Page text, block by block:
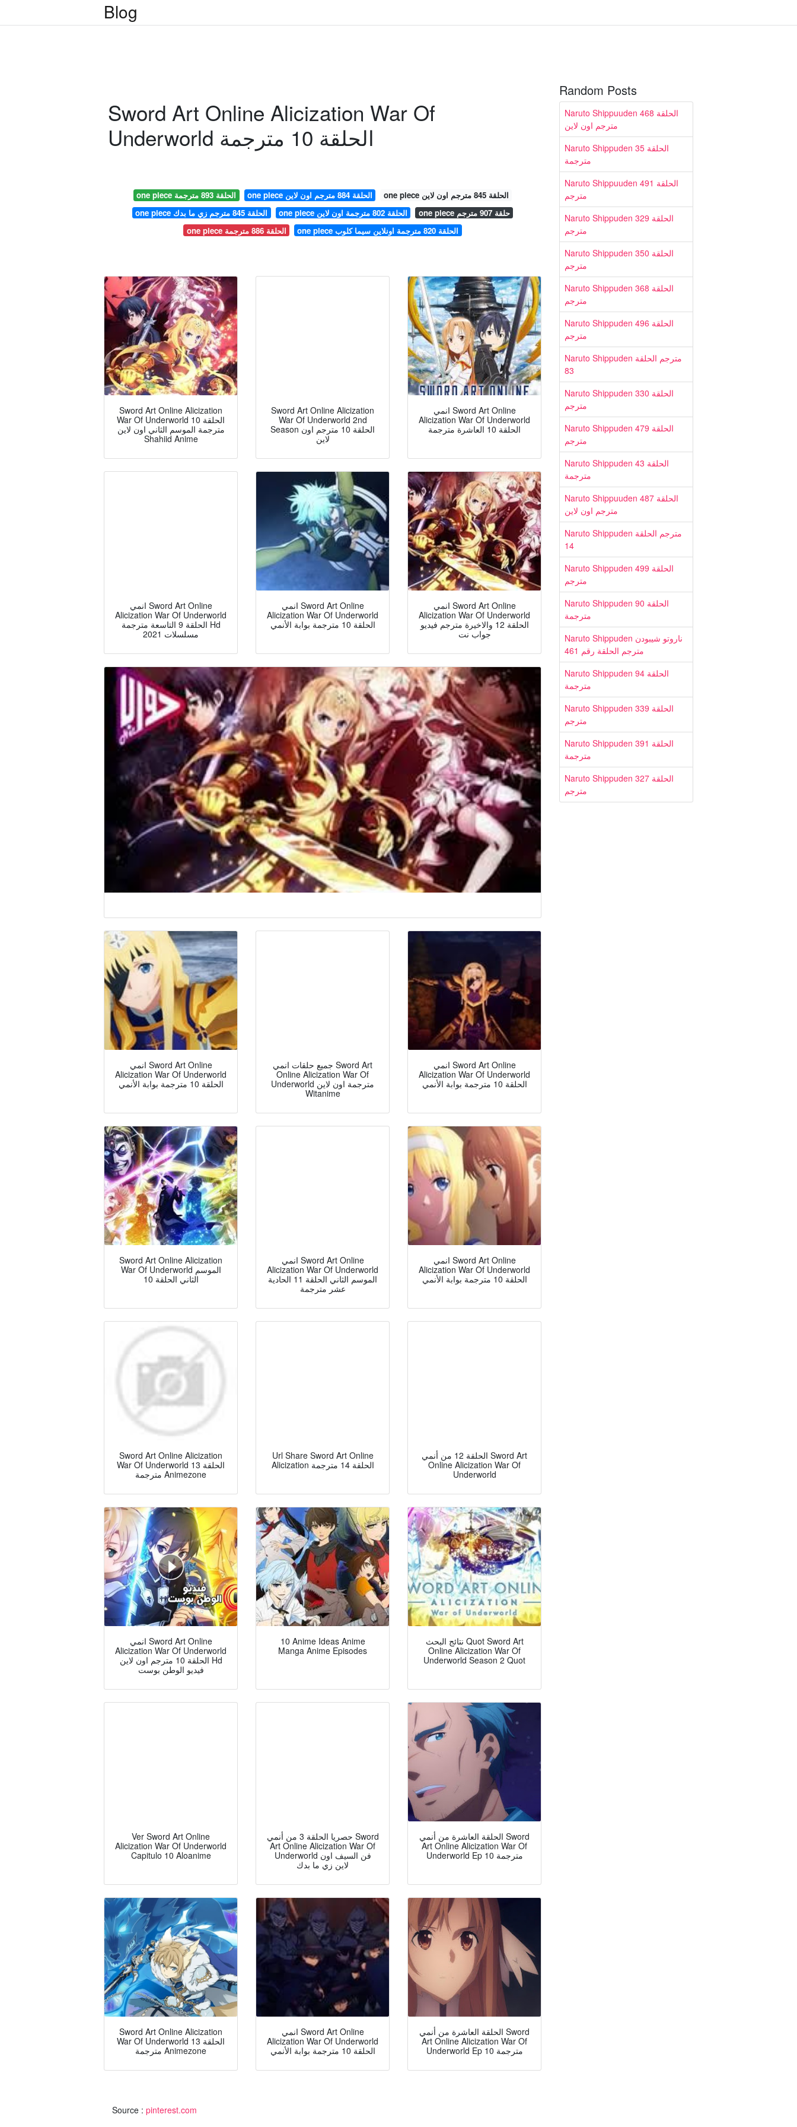
Blog
Sword Art Online Alicization War Of
Underworld الحلقة 10 مترجمة
one piece الحلقة 893 مترجمة one piece الحلقة 884 مترجم اون لاين
one piece الحلقة 845 مترجم اون لاين
one piece الحلقة 845 مترجم زي ما بدك
one piece الحلقة 802 مترجمة اون لاين
one piece حلقة 907 مترجم
one piece الحلقة 886 مترجمة
one piece الحلقة 820 مترجمة اونلاين سيما كلوب
Sword Art Online Alicization
War Of Underworld الحلقة 10
مترجمة الموسم الثاني اون لاين
Shahiid Anime
Sword Art Online Alicization
War Of Underworld 2nd
Season الحلقة 10 مترجم اون
لاين
انمي Sword Art Online
Alicization War Of Underworld
الحلقة 10 العاشرة مترجمة
انمي Sword Art Online
Alicization War Of Underworld
الحلقة 9 التاسعة مترجمة Hd
مسلسلات 2021
انمي Sword Art Online
Alicization War Of Underworld
الحلقة 10 مترجمة بوابة الأنمي
انمي Sword Art Online
Alicization War Of Underworld
الحلقة 12 والاخيرة مترجم فيديو
جواب نت
انمي Sword Art Online
Alicization War Of Underworld
الحلقة 10 مترجمة بوابة الأنمي
جميع حلقات انمي Sword Art
Online Alicization War Of
Underworld مترجمة اون لاين
Witanime
انمي Sword Art Online
Alicization War Of Underworld
الحلقة 10 مترجمة بوابة الأنمي
Sword Art Online Alicization
War Of Underworld الموسم
الثاني الحلقة 10
انمي Sword Art Online
Alicization War Of Underworld
الموسم الثاني الحلقة 11 الحادية
عشر مترجمة
انمي Sword Art Online
Alicization War Of Underworld
الحلقة 10 مترجمة بوابة الأنمي
Sword Art Online Alicization
War Of Underworld الحلقة 13
مترجمة Animezone
Url Share Sword Art Online
Alicization الحلقة 14 مترجمة
الحلقة 12 من أنمي Sword Art
Online Alicization War Of
Underworld
انمي Sword Art Online
Alicization War Of Underworld
الحلقة 10 مترجم اون لاين Hd
فيديو الوطن بوست
10 Anime Ideas Anime
Manga Anime Episodes
نتائج البحث Quot Sword Art
Online Alicization War Of
Underworld Season 2 Quot
Ver Sword Art Online
Alicization War Of Underworld
Capitulo 10 Aloanime
حصريا الحلقة 3 من أنمي Sword
Art Online Alicization War Of
Underworld فن السيف اون
لاين زي ما بدك
الحلقة العاشرة من أنمي Sword
Art Online Alicization War Of
Underworld Ep 10 مترجمة
Sword Art Online Alicization
War Of Underworld الحلقة 13
مترجمة Animezone
انمي Sword Art Online
Alicization War Of Underworld
الحلقة 10 مترجمة بوابة الأنمي
الحلقة العاشرة من أنمي Sword
Art Online Alicization War Of
Underworld Ep 10 مترجمة
Source : pinterest.com
Random Posts
Naruto Shippuuden الحلقة 468
مترجم اون لاين
Naruto Shippuden الحلقة 35
مترجمة
Naruto Shippuuden الحلقة 491
مترجم
Naruto Shippuden الحلقة 329
مترجم
Naruto Shippuden الحلقة 350
مترجم
Naruto Shippuden الحلقة 368
مترجم
Naruto Shippuden الحلقة 496
مترجم
Naruto Shippuden مترجم الحلقة
83
Naruto Shippuden الحلقة 330
مترجم
Naruto Shippuden الحلقة 479
مترجم
Naruto Shippuden الحلقة 43
مترجمة
Naruto Shippuuden الحلقة 487
مترجم اون لاين
Naruto Shippuden مترجم الحلقة
14
Naruto Shippuden الحلقة 499
مترجم
Naruto Shippuden الحلقة 90
مترجمة
Naruto Shippuden ناروتو شيبودن
مترجم الحلقة رقم 461
Naruto Shippuden الحلقة 94
مترجمة
Naruto Shippuden الحلقة 339
مترجم
Naruto Shippuden الحلقة 391
مترجمة
Naruto Shippuden الحلقة 327
مترجم